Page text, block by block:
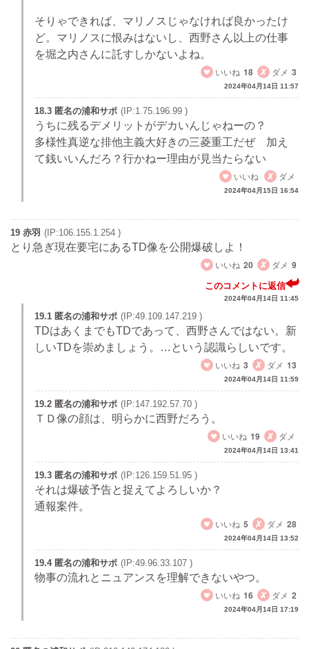
そりゃできれば、マリノスじゃなければ良かったけ
ど。マリノスに恨みはないし、西野さん以上の仕事
を堀之内さんに託すしかないよね。
いいね 18 ダメ 3
2024年04月14日 11:57
18.3 匿名の浦和サポ (IP:1.75.196.99 )
うちに残るデメリットがデカいんじゃねーの？
多様性真逆な排他主義大好きの三菱重工だぜ 加え
て銭いいんだろ？行かねー理由が見当たらない
いいね
ダメ
2024年04月15日 16:54
19 赤羽 (IP:106.155.1.254 )
とり急ぎ現在要宅にあるTD像を公開爆破しよ！
いいね 20 ダメ 9
このコメントに返信
2024年04月14日 11:45
19.1 匿名の浦和サポ (IP:49.109.147.219 )
TDはあくまでもTDであって、西野さんではない。新
しいTDを崇めましょう。…という認識らしいです。
いいね 3 ダメ 13
2024年04月14日 11:59
19.2 匿名の浦和サポ (IP:147.192.57.70 )
ＴＤ像の顔は、明らかに西野だろう。
いいね 19 ダメ
2024年04月14日 13:41
19.3 匿名の浦和サポ (IP:126.159.51.95 )
それは爆破予告と捉えてよろしいか？
通報案件。
いいね 5 ダメ 28
2024年04月14日 13:52
19.4 匿名の浦和サポ (IP:49.96.33.107 )
物事の流れとニュアンスを理解できないやつ。
いいね 16 ダメ 2
2024年04月14日 17:19